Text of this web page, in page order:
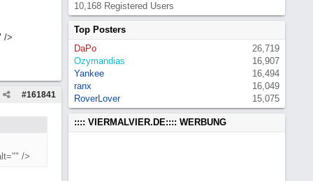
/>
#161841
/>
10,168 Registered Users
Top Posters
DaPo
26,719
Ozymandias
16,907
Yankee
16,494
ranx
16,049
RoverLover
15,075
:::: VIERMALVIER.DE:::: WERBUNG